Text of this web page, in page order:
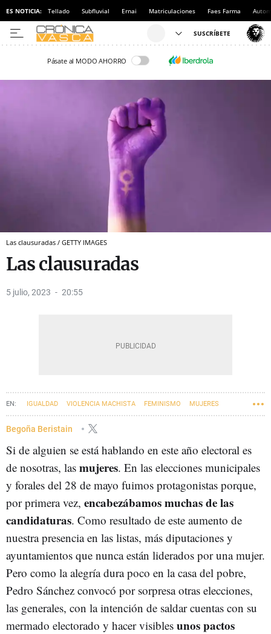
ES NOTICIA: Tellado Subfluvial Ernai Matriculaciones Faes Farma
Pásate al MODO AHORRO
Las clausuradas / GETTY IMAGES
Las clausuradas
5 julio, 2023 20:55
IGUALDAD VIOLENCIA MACHISTA FEMINISMO MUJERES
23-J ELECCIONES GENERALES
Begoña Beristain
Si de alguien se está hablando en este año electoral es
de nosotras, las mujeres. En las elecciones municipales
y forales del 28 de mayo fuimos protagonistas porque,
por primera vez, encabezábamos muchas de las
candidaturas. Como resultado de este aumento de
nuestra presencia en las listas, más diputaciones y
ayuntamientos que nunca están liderados por una mujer.
Pero como la alegría dura poco en la casa del pobre,
Pedro Sánchez convocó por sorpresa otras elecciones,
las generales, con la intención de saldar cuentas con su
mermado electorado y hacer visibles unos pactos